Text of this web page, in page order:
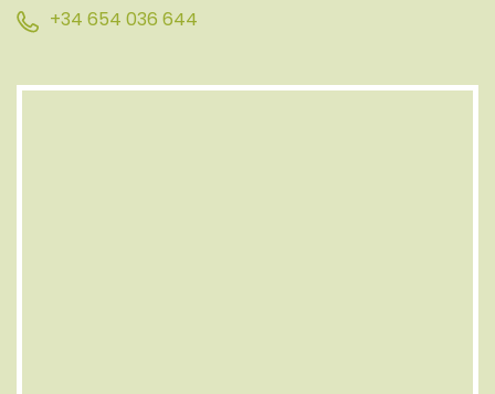
+34 654 036 644